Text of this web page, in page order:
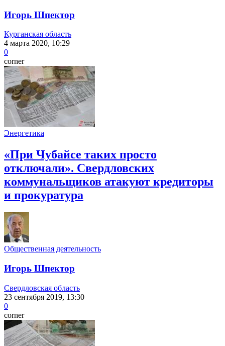
Игорь Шпектор
Курганская область
4 марта 2020, 10:29
0
corner
Энергетика
«При Чубайсе таких просто
отключали». Свердловских
коммунальщиков атакуют кредиторы
и прокуратура
Общественная деятельность
Игорь Шпектор
Свердловская область
23 сентября 2019, 13:30
0
corner